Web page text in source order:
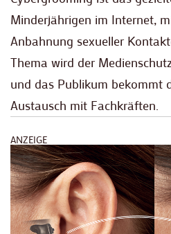
Minderjährigen im Internet,
Anbahnung sexueller
Thema wird der
und das Publikum bekommt
Austausch mit Fachkräften.
ANZEIGE